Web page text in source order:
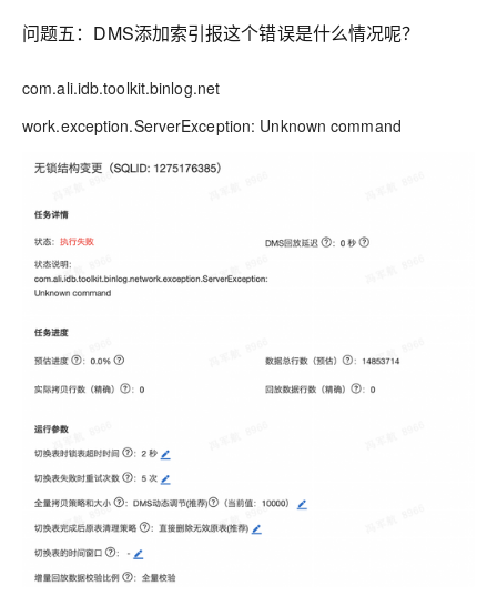
问题五：DMS添加索引报这个错误是什么情况呢？
com.ali.idb.toolkit.binlog.net
work.exception.ServerException: Unknown command